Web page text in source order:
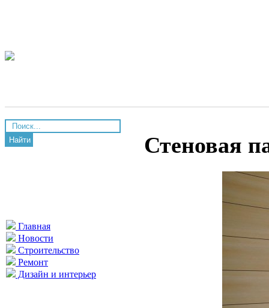
Найти
Главная
Новости
Строительство
Ремонт
Дизайн и интерьер
Стеновая